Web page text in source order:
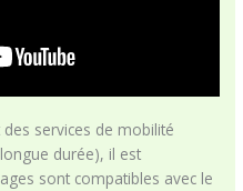
services de mobilité
durée), il est
sont compatibles avec le